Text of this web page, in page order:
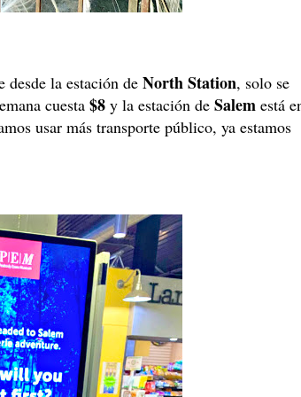
desde la estación de North Station, solo se
cuesta $8 y la estación de Salem está
usar más transporte público, ya estamos